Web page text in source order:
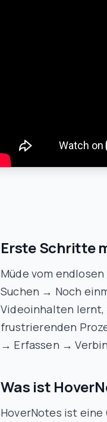
Erste Schritte
Müde vom
Suchen → Noch
Videoinhalten lernt,
frustrierenden
→ Erfassen →
Was ist
HoverNotes ist